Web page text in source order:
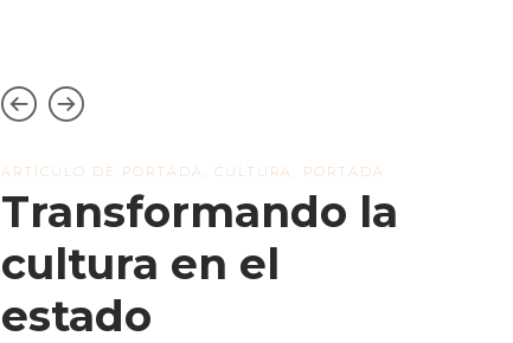
ARTÍCULO DE PORTADA CULTURA PORTADA
Transformando la
cultura en el
estado